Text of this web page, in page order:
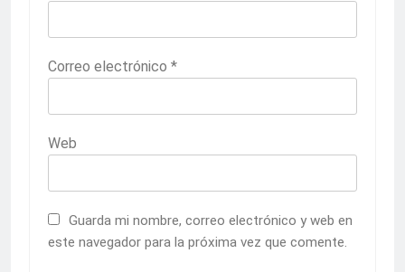
Correo electrónico *
Web
Guarda mi nombre, correo electrónico y web en
este navegador para la próxima vez que comente.